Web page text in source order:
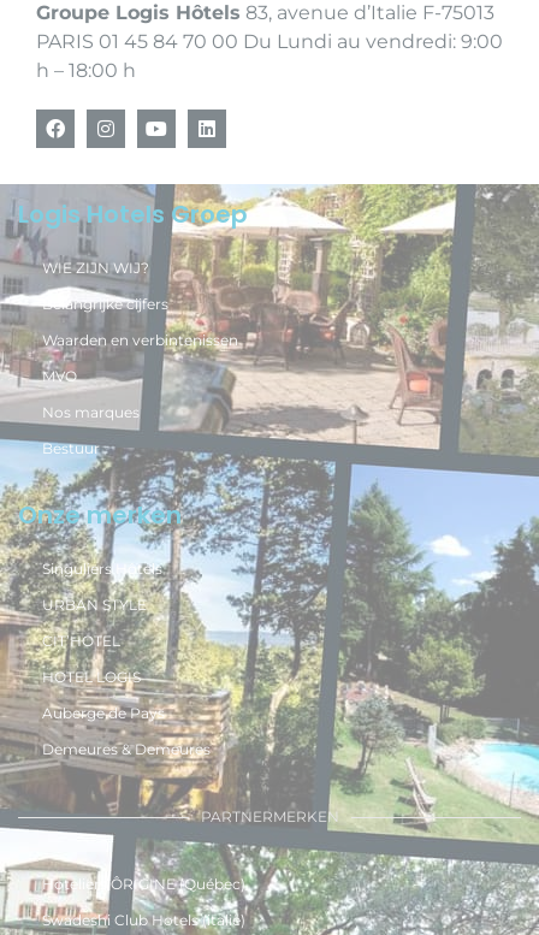
Groupe Logis Hôtels 83, avenue d’Italie F-75013
PARIS 01 45 84 70 00 Du Lundi au vendredi: 9:00
h – 18:00 h
Logis Hotels Groep
WIE ZIJN WIJ?
Belangrijke cijfers
Waarden en verbintenissen
MVO
Nos marques
Bestuur
Onze merken
Singuliers Hôtels
URBAN STYLE
CIT’HOTEL
HOTEL LOGIS
Auberge de Pays
Demeures & Demeures
PARTNERMERKEN
Hoteliers ÔRIGINE (Québec)
Swadeshi Club Hotels (italië)